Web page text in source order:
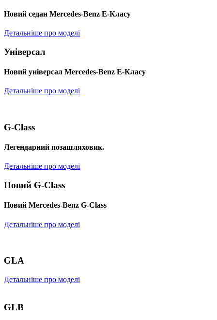
Новий седан Mercedes-Benz Е-Класу
Детальніше про моделі
Універсал
Новий універсал Mercedes-Benz E-Класу
Детальніше про моделі
G-Class
Легендарний позашляховик.
Детальніше про моделі
Новий G-Class
Новий Mercedes-Benz G-Class
Детальніше про моделі
GLA
Детальніше про моделі
GLB